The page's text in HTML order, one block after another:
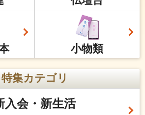
小物類
特集カテゴリ
入会・新生活